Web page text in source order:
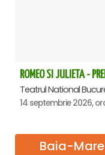
Baia-Mare